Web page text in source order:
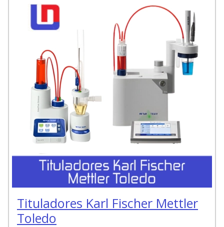
Tituladores Karl Fischer Mettler
Toledo